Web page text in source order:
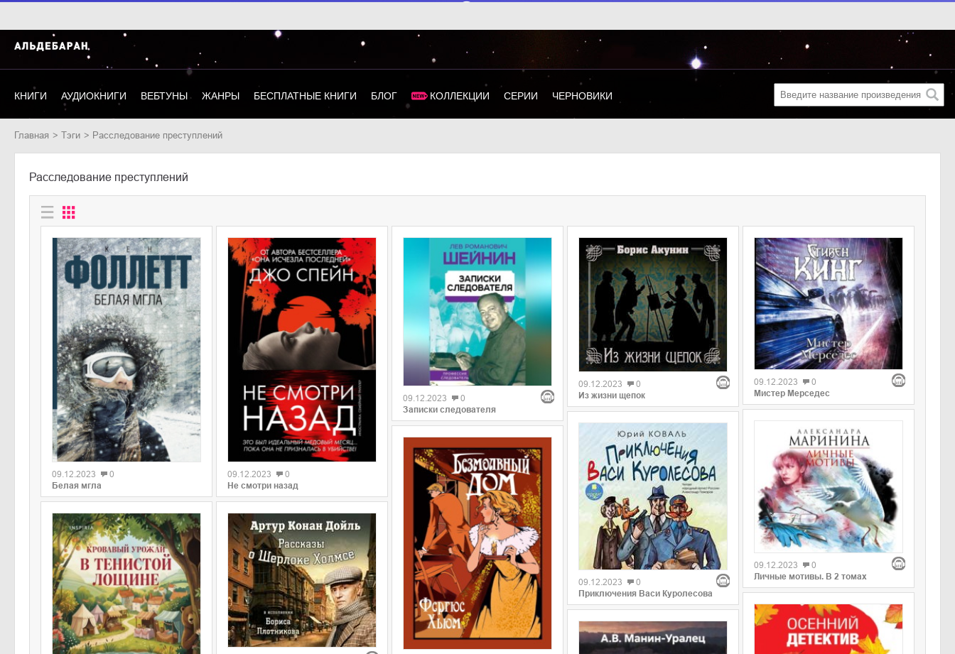
КНИГИ АУДИОКНИГИ ВЕБТУНЫ ЖАНРЫ БЕСПЛАТНЫЕ КНИГИ БЛОГ КОЛЛЕКЦИИ СЕРИИ ЧЕРНОВИКИ
Главная Тэги расследование преступлений
расследование преступлений
09.12.2023
0
Белая мгла
09.12.2023
0
Не смотри назад
09.12.2023
0
Записки следователя
09.12.2023
0
Из жизни щепок
09.12.2023
0
Приключения Васи Куролесова
09.12.2023
0
Мистер Мерседес
09.12.2023
0
Личные мотивы. В 2 томах